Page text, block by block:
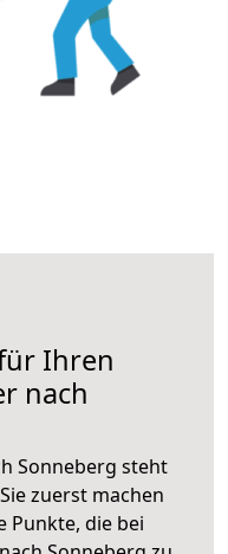
Ihren
nach
Sonneberg steht
zuerst machen
Punkte, die bei